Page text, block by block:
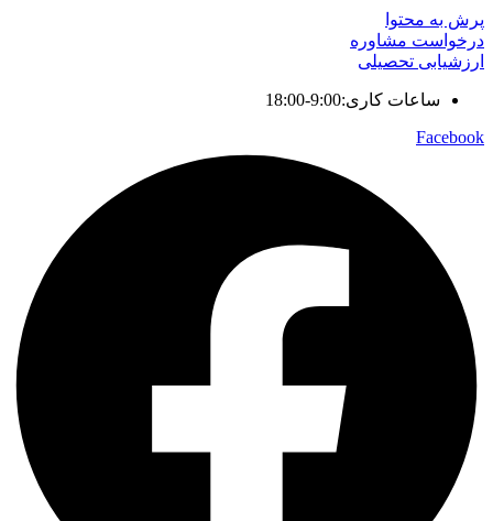
پرش به محتوا
درخواست مشاوره
ارزشیابی تحصیلی
ساعات کاری:9:00-18:00
Facebook